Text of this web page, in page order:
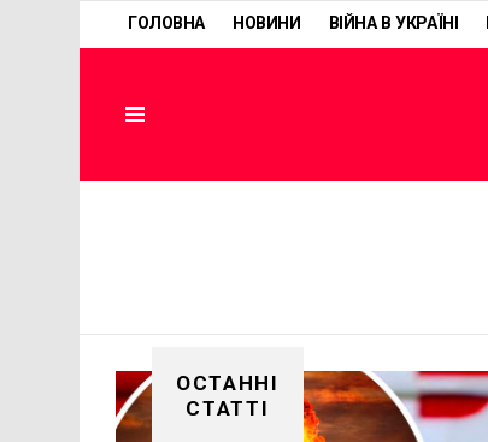
ГОЛОВНА НОВИНИ ВІЙНА В УКРАЇНІ
ОСТАННІ
СТАТТІ